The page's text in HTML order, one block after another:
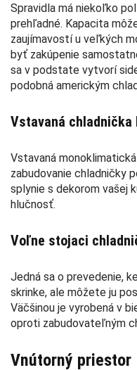
Spravidla má niekoľko
prehľadné. Kapacita
zaujímavostí u veľkých
byť zakúpenie
sa v podstate vytvorí
podobná americkým
Vstavaná chladnička
Vstavaná
zabudovanie chladničky
splynie s dekorom vašej
hlučnosť.
Voľne stojaci
Jedná sa o prevedenie,
skrinke, ale môžete ju
Väčšinou je vyrobená v
oproti zabudovateľným
Vnútorný priestor